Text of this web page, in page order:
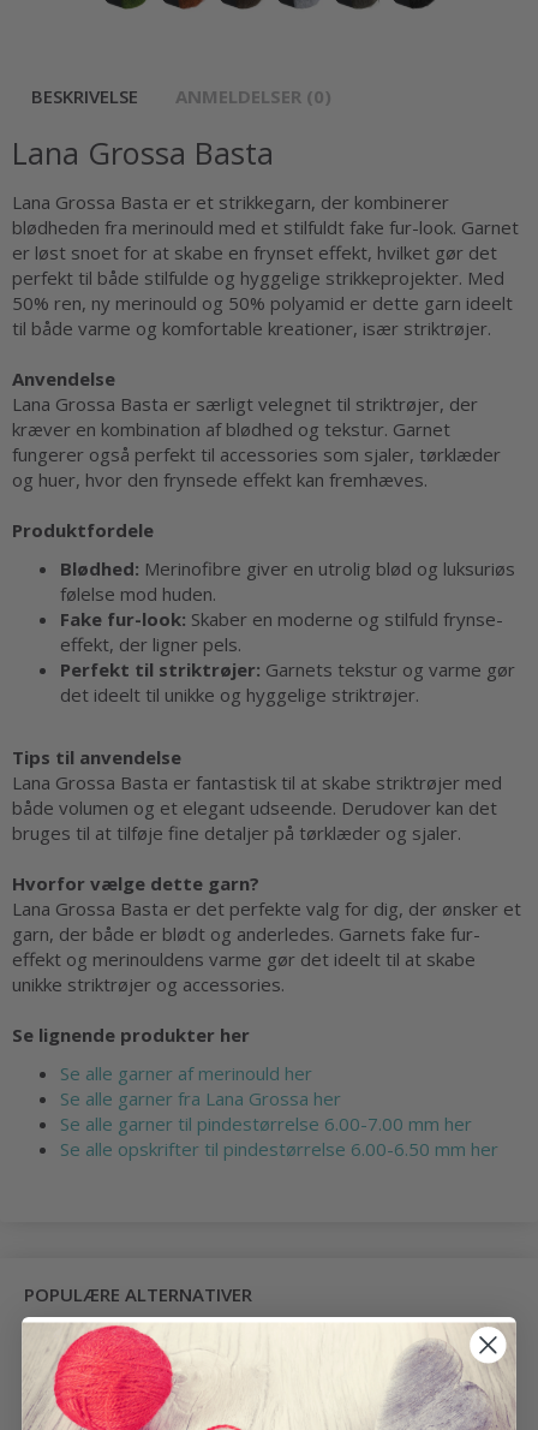
BESKRIVELSE ANMELDELSER (0)
Lana Grossa Basta
Lana Grossa Basta er et strikkegarn, der kombinerer
blødheden fra merinould med et stilfuldt fake fur-look. Garnet
er løst snoet for at skabe en frynset effekt, hvilket gør det
perfekt til både stilfulde og hyggelige strikkeprojekter. Med
50% ren, ny merinould og 50% polyamid er dette garn ideelt
til både varme og komfortable kreationer, især striktrøjer.
Anvendelse
Lana Grossa Basta er særligt velegnet til striktrøjer, der
kræver en kombination af blødhed og tekstur. Garnet
fungerer også perfekt til accessories som sjaler, tørklæder
og huer, hvor den frynsede effekt kan fremhæves.
Produktfordele
Blødhed: Merinofibre giver en utrolig blød og luksuriøs
følelse mod huden.
Fake fur-look: Skaber en moderne og stilfuld frynse-
effekt, der ligner pels.
Perfekt til striktrøjer: Garnets tekstur og varme gør
det ideelt til unikke og hyggelige striktrøjer.
Tips til anvendelse
Lana Grossa Basta er fantastisk til at skabe striktrøjer med
både volumen og et elegant udseende. Derudover kan det
bruges til at tilføje fine detaljer på tørklæder og sjaler.
Hvorfor vælge dette garn?
Lana Grossa Basta er det perfekte valg for dig, der ønsker et
garn, der både er blødt og anderledes. Garnets fake fur-
effekt og merinouldens varme gør det ideelt til at skabe
unikke striktrøjer og accessories.
Se lignende produkter her
Se alle garner af merinould her
Se alle garner fra Lana Grossa her
Se alle garner til pindestørrelse 6.00-7.00 mm her
Se alle opskrifter til pindestørrelse 6.00-6.50 mm her
POPULÆRE ALTERNATIVER